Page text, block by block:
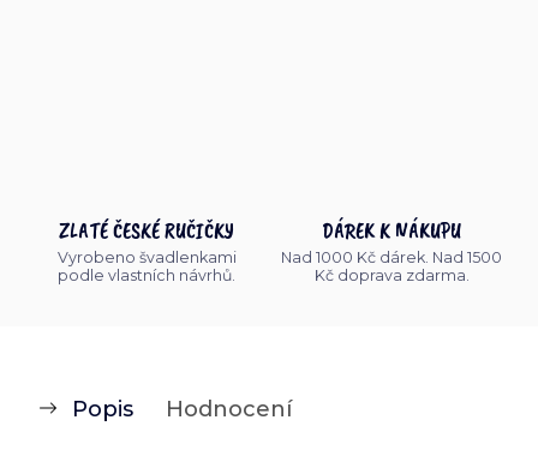
ZLATÉ ČESKÉ RUČIČKY
Vyrobeno švadlenkami
podle vlastních návrhů.
DÁREK K NÁKUPU
Nad 1000 Kč dárek. Nad 1500
Kč doprava zdarma.
Popis Hodnocení